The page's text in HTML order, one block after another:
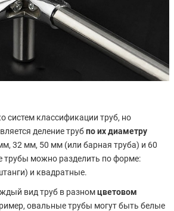
систем классификации труб, но
деление трубпо их диаметру
32 мм, 50 мм (или барная труба) и 60
можно разделить по форме:
и квадратные.
вид труб в разномцветовом
овальные трубы могут быть белые